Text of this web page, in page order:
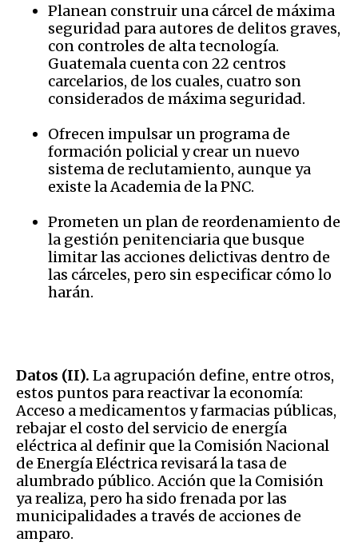
Planean construir una cárcel de máxima
seguridad para autores de delitos graves,
con controles de alta tecnología.
Guatemala cuenta con 22 centros
carcelarios, de los cuales, cuatro son
considerados de máxima seguridad.
Ofrecen impulsar un programa de
formación policial y crear un nuevo
sistema de reclutamiento, aunque ya
existe la Academia de la PNC.
Prometen un plan de reordenamiento de
la gestión penitenciaria que busque
limitar las acciones delictivas dentro de
las cárceles, pero sin especificar cómo lo
harán.
Datos (II). La agrupación define, entre otros,
estos puntos para reactivar la economía:
Acceso a medicamentos y farmacias públicas,
rebajar el costo del servicio de energía
eléctrica al definir que la Comisión Nacional
de Energía Eléctrica revisará la tasa de
alumbrado público. Acción que la Comisión
ya realiza, pero ha sido frenada por las
municipalidades a través de acciones de
amparo.